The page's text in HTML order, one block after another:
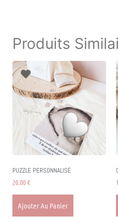
Produits
PUZZLE PERSONNALISÉ
20.00€
Ajouter Au Panier